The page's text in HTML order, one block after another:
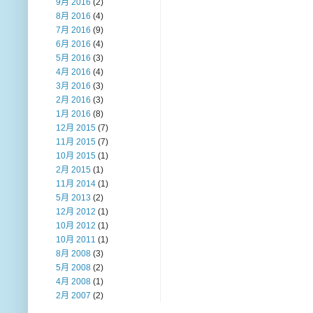
9月 2016 (2)
8月 2016 (4)
7月 2016 (9)
6月 2016 (4)
5月 2016 (3)
4月 2016 (4)
3月 2016 (3)
2月 2016 (3)
1月 2016 (8)
12月 2015 (7)
11月 2015 (7)
10月 2015 (1)
2月 2015 (1)
11月 2014 (1)
5月 2013 (2)
12月 2012 (1)
10月 2012 (1)
10月 2011 (1)
8月 2008 (3)
5月 2008 (2)
4月 2008 (1)
2月 2007 (2)